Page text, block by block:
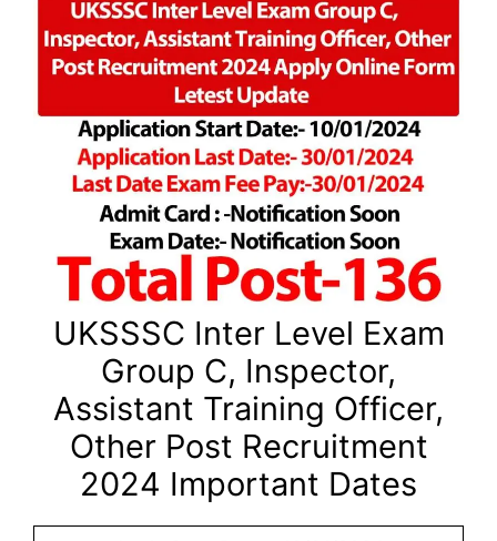
UKSSSC Inter Level Exam
Group C, Inspector,
Assistant Training Officer,
Other Post Recruitment
2024 Important Dates